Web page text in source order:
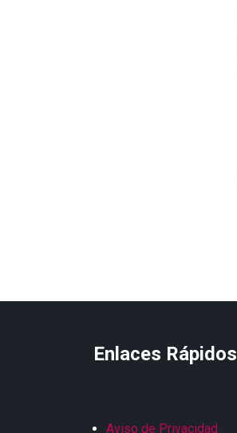
Enlaces Rápidos
Aviso de Privacidad